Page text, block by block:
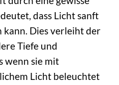
dass Licht sanft
kann. Dies verleiht der
Tiefe und
wenn sie mit
Licht beleuchtet